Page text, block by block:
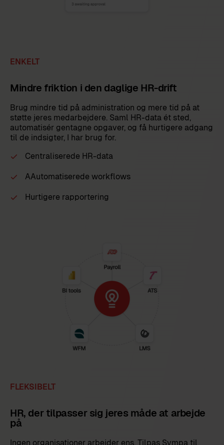
ENKELT
Mindre friktion i den daglige HR-drift
Brug mindre tid på administration og mere tid på at
støtte jeres medarbejdere. Saml HR-data ét sted,
automatisér gentagne opgaver, og få hurtigere adgang
til de indsigter, I har brug for.
Centraliserede HR-data
AAutomatiserede workflows
Hurtigere rapportering
FLEKSIBELT
HR, der tilpasser sig jeres måde at arbejde
på
Ingen organisationer arbejder ens. Tilpas Sympa til